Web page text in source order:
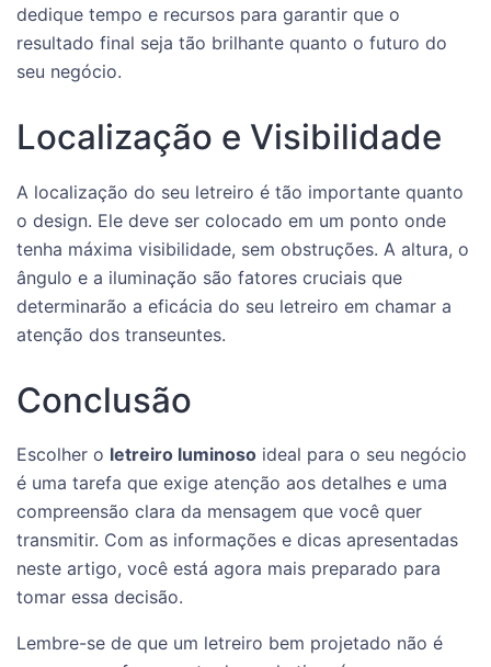
dedique tempo e recursos para garantir que o
resultado final seja tão brilhante quanto o futuro do
seu negócio.
Localização e Visibilidade
A localização do seu letreiro é tão importante quanto
o design. Ele deve ser colocado em um ponto onde
tenha máxima visibilidade, sem obstruções. A altura, o
ângulo e a iluminação são fatores cruciais que
determinarão a eficácia do seu letreiro em chamar a
atenção dos transeuntes.
Conclusão
Escolher o letreiro luminoso ideal para o seu negócio
é uma tarefa que exige atenção aos detalhes e uma
compreensão clara da mensagem que você quer
transmitir. Com as informações e dicas apresentadas
neste artigo, você está agora mais preparado para
tomar essa decisão.
Lembre-se de que um letreiro bem projetado não é